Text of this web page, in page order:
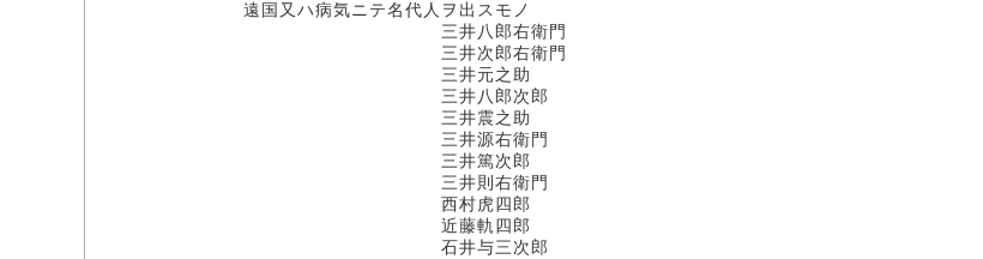
遠国又ハ病気ニテ名代人ヲ出スモノ
三井八郎右衛門
三井次郎右衛門
三井元之助
三井八郎次郎
三井震之助
三井源右衛門
三井篤次郎
三井則右衛門
西村虎四郎
近藤軌四郎
石井与三次郎